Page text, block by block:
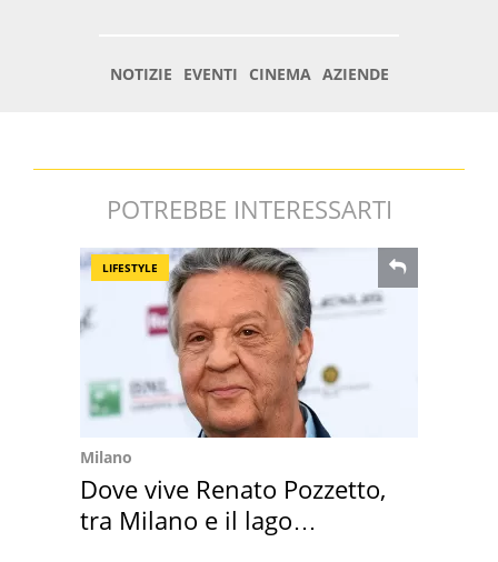
POTREBBE INTERESSARTI
LIFESTYLE
Milano
Dove vive Renato Pozzetto,
tra Milano e il lago